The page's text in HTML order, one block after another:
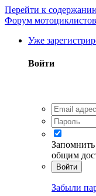
Перейти к
Форум
Уже
Войти
Запомнить
общим
Войти
Забыли